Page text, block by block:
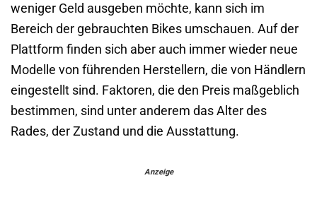
weniger Geld ausgeben möchte, kann sich im
Bereich der gebrauchten Bikes umschauen. Auf der
Plattform finden sich aber auch immer wieder neue
Modelle von führenden Herstellern, die von Händlern
eingestellt sind. Faktoren, die den Preis maßgeblich
bestimmen, sind unter anderem das Alter des
Rades, der Zustand und die Ausstattung.
Anzeige